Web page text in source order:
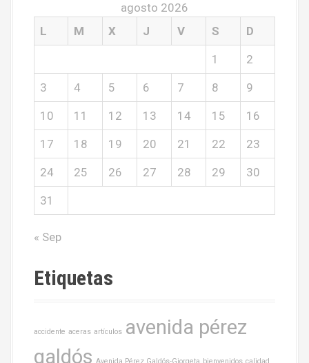
agosto 2026
L
M X J V S D
1 2
3 4 5 6 7 8 9
10 11 12 13 14 15 16
17 18 19 20 21 22 23
24 25 26 27 28 29 30
31
« Sep
Etiquetas
accidente aceras artículos avenida pérez
galdós